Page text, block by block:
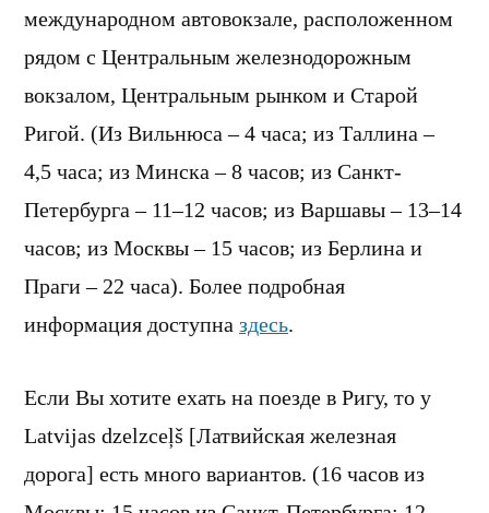
международном автовокзале, расположенном
рядом с Центральным железнодорожным
вокзалом, Центральным рынком и Старой
Ригой. (Из Вильнюса – 4 часа; из Таллина –
4,5 часа; из Минска – 8 часов; из Санкт-
Петербурга – 11–12 часов; из Варшавы – 13–14
часов; из Москвы – 15 часов; из Берлина и
Праги – 22 часа). Более подробная
информация доступна здесь.
Если Вы хотите ехать на поезде в Ригу, то у
Latvijas dzelzceļš [Латвийская железная
дорога] есть много вариантов. (16 часов из